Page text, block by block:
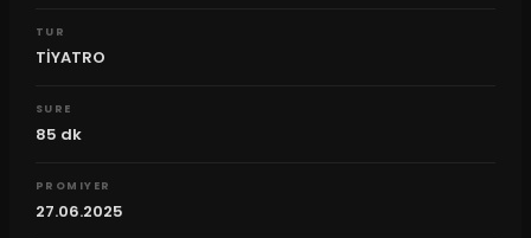
TUR
TİYATRO
SURE
85 dk
PROMIYER
27.06.2025